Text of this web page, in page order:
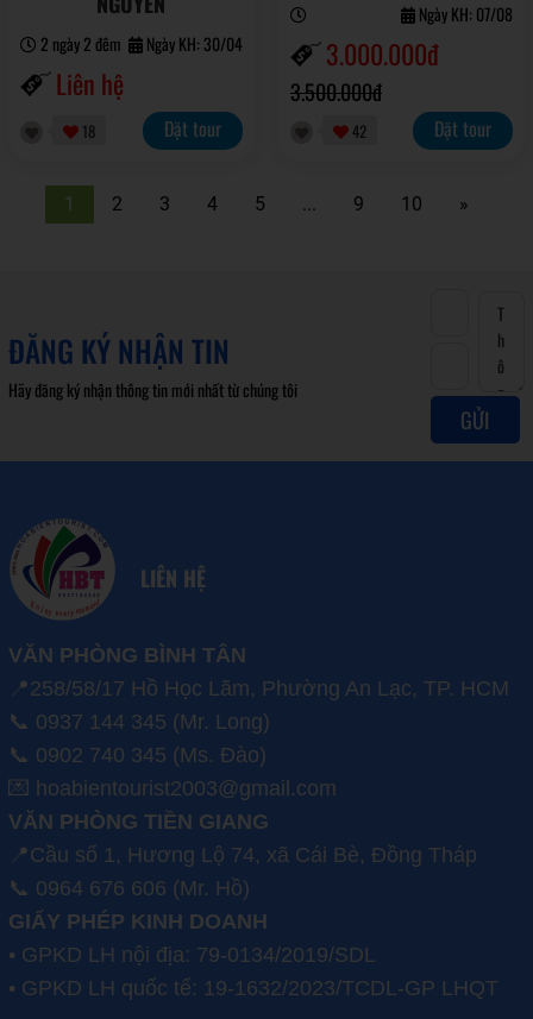
2 ngày 2 đêm Ngày KH: 30/04
Liên hệ
18 Đặt tour
Ngày KH: 07/08
3.000.000đ
3.500.000đ
42 Đặt tour
1 2 3 4 5 ... 9 10 »
ĐĂNG KÝ NHẬN TIN
Hãy đăng ký nhận thông tin mới nhất từ chúng tôi
GỬI
LIÊN HỆ
VĂN PHÒNG BÌNH TÂN
📍258/58/17 Hồ Học Lãm, Phường An Lạc, TP. HCM
📞 0937 144 345 (Mr. Long)
📞 0902 740 345 (Ms. Đào)
💌 hoabientourist2003@gmail.com
VĂN PHÒNG TIỀN GIANG
📍Cầu số 1, Hương Lộ 74, xã Cái Bè, Đồng Tháp
📞 0964 676 606 (Mr. Hồ)
GIẤY PHÉP KINH DOANH
• GPKD LH nội địa: 79-0134/2019/SDL
• GPKD LH quốc tế: 19-1632/2023/TCDL-GP LHQT